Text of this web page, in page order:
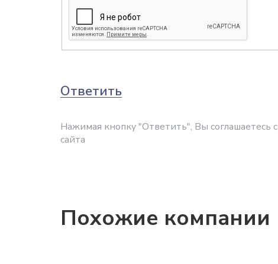
Ответить
Нажимая кнопку "Ответить", Вы соглашаетесь с
сайта
Похожие компании